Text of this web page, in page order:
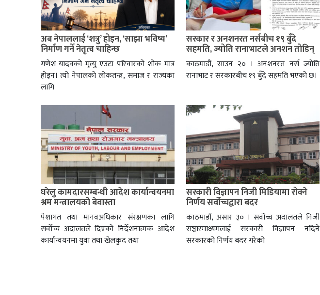
अब नेपाललाई ‘शत्रु’ होइन, ‘साझा भविष्य’
निर्माण गर्ने नेतृत्व चाहिन्छ
गणेश यादवको मृत्यु एउटा परिवारको शोक मात्र
होइन। त्यो नेपालको लोकतन्त्र, समाज र राज्यका
लागि
सरकार र अनशनरत नर्सबीच १९ बुँदे
सहमति, ज्योति रानाभाटले अनशन तोडिन्
काठमाडौं, साउन २० । अनशनरत नर्स ज्योति
रानाभाट र सरकारबीच १९ बुँदे सहमति भएको छ।
घरेलु कामदारसम्बन्धी आदेश कार्यान्वयनमा
श्रम मन्त्रालयको बेवास्ता
पेशागत तथा मानवअधिकार संरक्षणका लागि
सर्वोच्च अदालतले दिएको निर्देशनात्मक आदेश
कार्यान्वयनमा युवा तथा खेलकुद तथा
सरकारी विज्ञापन निजी मिडियामा रोक्ने
निर्णय सर्वोच्चद्वारा बदर
काठमाडौं, असार ३० । सर्वोच्च अदालतले निजी
सञ्चारमाध्यमलाई सरकारी विज्ञापन नदिने
सरकारको निर्णय बदर गरेको